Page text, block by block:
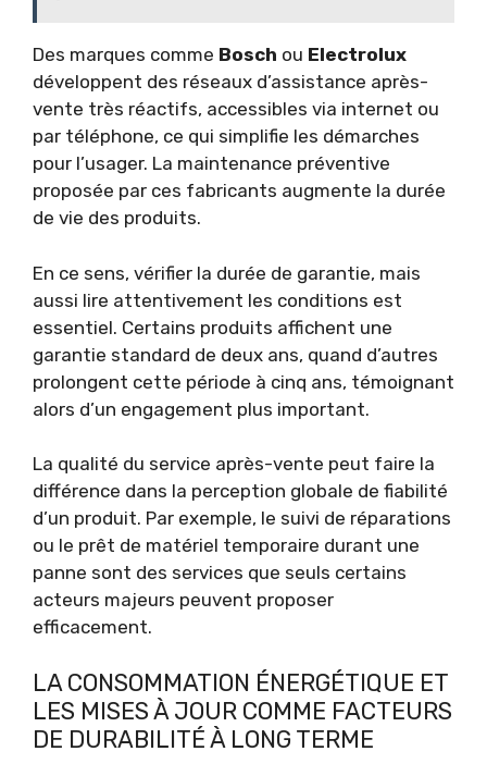
Des marques comme Bosch ou Electrolux
développent des réseaux d’assistance après-
vente très réactifs, accessibles via internet ou
par téléphone, ce qui simplifie les démarches
pour l’usager. La maintenance préventive
proposée par ces fabricants augmente la durée
de vie des produits.
En ce sens, vérifier la durée de garantie, mais
aussi lire attentivement les conditions est
essentiel. Certains produits affichent une
garantie standard de deux ans, quand d’autres
prolongent cette période à cinq ans, témoignant
alors d’un engagement plus important.
La qualité du service après-vente peut faire la
différence dans la perception globale de fiabilité
d’un produit. Par exemple, le suivi de réparations
ou le prêt de matériel temporaire durant une
panne sont des services que seuls certains
acteurs majeurs peuvent proposer
efficacement.
LA CONSOMMATION ÉNERGÉTIQUE ET
LES MISES À JOUR COMME FACTEURS
DE DURABILITÉ À LONG TERME